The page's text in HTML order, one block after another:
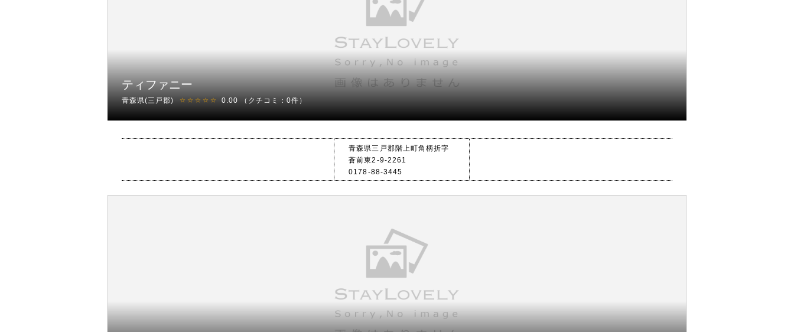
ティファニー
青森県(三戸郡) ☆☆☆☆☆ 0.00 （クチコミ：0件）
青森県三戸郡階上町角柄折字
蒼前東2-9-2261
0178-88-3445